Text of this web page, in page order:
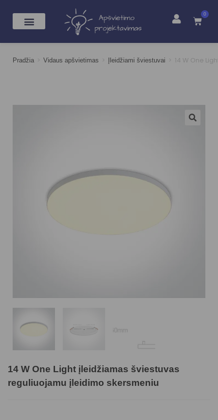
0
Pradžia > Vidaus apšvietimas > Įleidžiami šviestuvai > 14 W One
14 W One Light įleidžiamas šviestuvas
reguliuojamu įleidimo skersmeniu